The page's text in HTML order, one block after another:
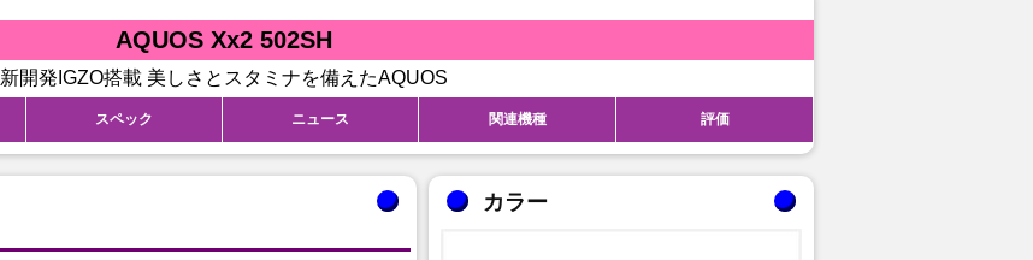
AQUOS Xx2 502SH
新開発IGZO搭載 美しさとスタミナを備えたAQUOS
スペック ニュース 関連機種 評価
カラー